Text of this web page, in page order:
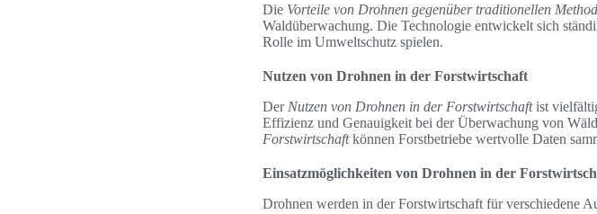
Die Vorteile von Drohnen gegenüber traditionellen
Waldüberwachung. Die Technologie entwickelt sich
Rolle im Umweltschutz spielen.
Nutzen von Drohnen in der Forstwirtschaft
Der Nutzen von Drohnen in der Forstwirtschaftist
Effizienz und Genauigkeit bei der Überwachung von
Forstwirtschaftkönnen Forstbetriebe wertvolle Daten
Einsatzmöglichkeiten von Drohnen in der
Drohnen werden in der Forstwirtschaft für verschiedene